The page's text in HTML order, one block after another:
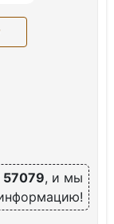
, и мы